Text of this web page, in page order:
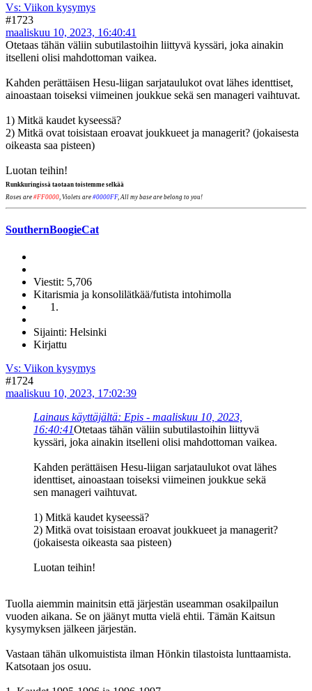
Vs: Viikon kysymys
#1723
maaliskuu 10, 2023, 16:40:41
Otetaas tähän väliin subutilastoihin liittyvä kyssäri, joka ainakin
itselleni olisi mahdottoman vaikea.
Kahden perättäisen Hesu-liigan sarjataulukot ovat lähes identtiset,
ainoastaan toiseksi viimeinen joukkue sekä sen manageri vaihtuvat.
1) Mitkä kaudet kyseessä?
2) Mitkä ovat toisistaan eroavat joukkueet ja managerit? (jokaisesta
oikeasta saa pisteen)
Luotan teihin!
Runkkuringissä taotaan toistemme selkää
Roses are #FF0000 , Violets are #0000FF, All my base are belong to you!
SouthernBoogieCat
Viestit: 5,706
Kitarismia ja konsolilätkää/futista intohimolla
Sijainti: Helsinki
Kirjattu
Vs: Viikon kysymys
#1724
maaliskuu 10, 2023, 17:02:39
Lainaus käyttäjältä: Epis - maaliskuu 10, 2023,
16:40:41Otetaas tähän väliin subutilastoihin liittyvä
kyssäri, joka ainakin itselleni olisi mahdottoman vaikea.
Kahden perättäisen Hesu-liigan sarjataulukot ovat lähes
identtiset, ainoastaan toiseksi viimeinen joukkue sekä
sen manageri vaihtuvat.
1) Mitkä kaudet kyseessä?
2) Mitkä ovat toisistaan eroavat joukkueet ja managerit?
(jokaisesta oikeasta saa pisteen)
Luotan teihin!
Tuolla aiemmin mainitsin että järjestän useamman osakilpailun
vuoden aikana. Se on jäänyt mutta vielä ehtii. Tämän Kaitsun
kysymyksen jälkeen järjestän.
Vastaan tähän ulkomuistista ilman Hönkin tilastoista lunttaamista.
Katsotaan jos osuu.